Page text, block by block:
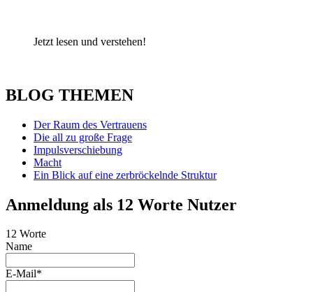
Jetzt lesen und verstehen!
BLOG THEMEN
Der Raum des Vertrauens
Die all zu große Frage
Impulsverschiebung
Macht
Ein Blick auf eine zerbröckelnde Struktur
Anmeldung als 12 Worte Nutzer
12 Worte
Name
E-Mail*